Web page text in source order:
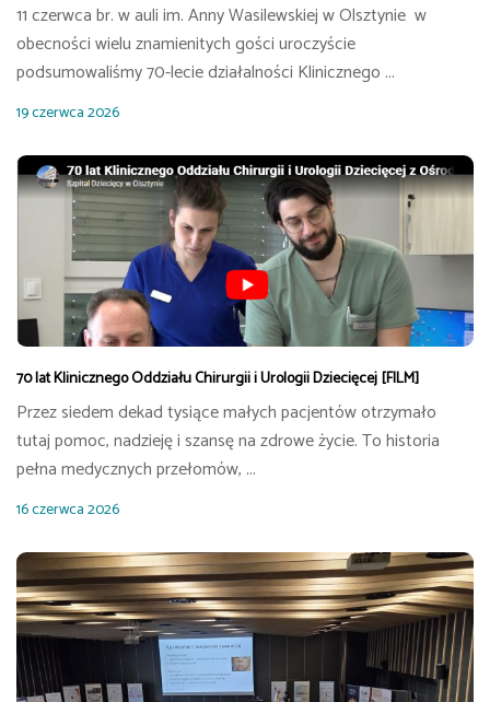
11 czerwca br. w auli im. Anny Wasilewskiej w Olsztynie w
obecności wielu znamienitych gości uroczyście
podsumowaliśmy 70-lecie działalności Klinicznego ...
19 czerwca 2026
70 lat Klinicznego Oddziału Chirurgii i Urologii Dziecięcej [FILM]
Przez siedem dekad tysiące małych pacjentów otrzymało
tutaj pomoc, nadzieję i szansę na zdrowe życie. To historia
pełna medycznych przełomów, ...
16 czerwca 2026